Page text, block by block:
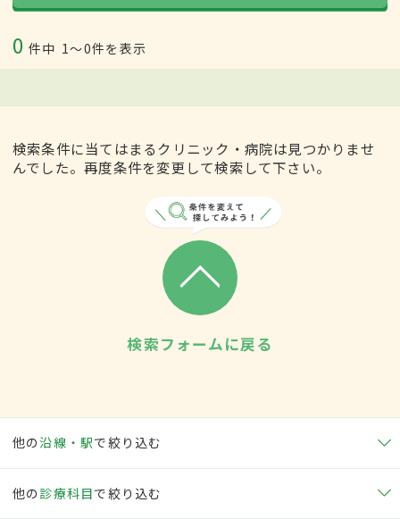
0 件中 1〜0件を表示
検索条件に当てはまるクリニック・病院は見つかりませ
んでした。再度条件を変更して検索して下さい。
検索フォームに戻る
他の沿線・駅で絞り込む
他の 診療科目で絞り込む